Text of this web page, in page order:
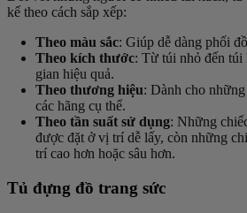
kế theo cách sắp xếp:
Theo màu sắc: Giúp dễ dàng phối
Theo kích thước: Từ túi nhỏ đến túi
gian hiệu quả.
Theo thương hiệu: Dành cho
các hãng cụ thể.
Theo tần suất sử dụng: Những
được đặt ở vị trí dễ lấy, còn những
trí cao hơn hoặc sâu hơn.
Tủ đựng đồ trang sức